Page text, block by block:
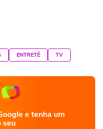
ENTRETÊ TV
e tenha um
seu